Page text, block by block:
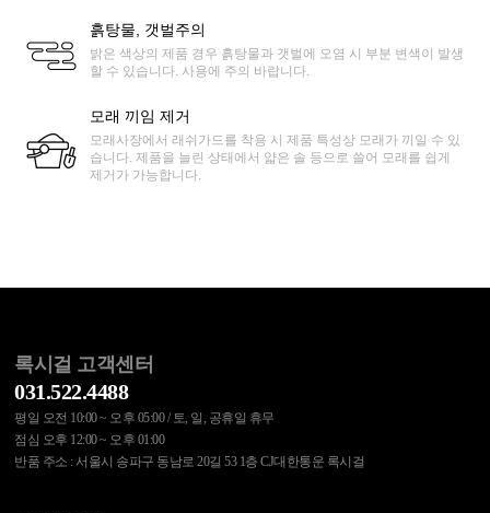
흙탕물, 갯벌주의
밝은 색상의 제품 경우 흙탕물과 갯벌에 오염 시 부분 변색이 발생
할 수 있습니다. 사용에 주의 바랍니다.
모래 끼임 제거
모래사장에서 래쉬가드를 착용 시 제품 특성상 모래가 끼일 수 있
습니다. 제품을 늘린 상태에서 얇은 솔 등으로 쓸어 모래를 쉽게
제거가 가능합니다.
록시걸 고객센터
031.522.4488
평일 오전 10:00 ~ 오후 05:00 / 토, 일, 공휴일 휴무
점심 오후 12:00 ~ 오후 01:00
반품 주소 : 서울시 송파구 동남로 20길 53 1층 CJ대한통운 록시걸